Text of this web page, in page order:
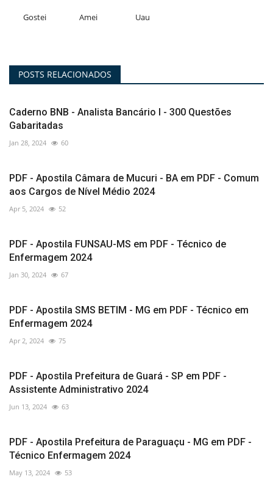
Gostei Amei Uau
POSTS RELACIONADOS
Caderno BNB - Analista Bancário I - 300 Questões
Gabaritadas
Jan 28, 2024 60
PDF - Apostila Câmara de Mucuri - BA em PDF - Comum
aos Cargos de Nível Médio 2024
Apr 5, 2024 52
PDF - Apostila FUNSAU-MS em PDF - Técnico de
Enfermagem 2024
Jan 30, 2024 67
PDF - Apostila SMS BETIM - MG em PDF - Técnico em
Enfermagem 2024
Apr 2, 2024 75
PDF - Apostila Prefeitura de Guará - SP em PDF -
Assistente Administrativo 2024
Jun 13, 2024 63
PDF - Apostila Prefeitura de Paraguaçu - MG em PDF -
Técnico Enfermagem 2024
May 13, 2024 53